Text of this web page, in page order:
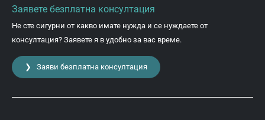
Заявете безплатна консултация
Не сте сигурни от какво имате нужда и се нуждаете от
консултация? Заявете я в удобно за вас време.
❯ Заяви безплатна консултация